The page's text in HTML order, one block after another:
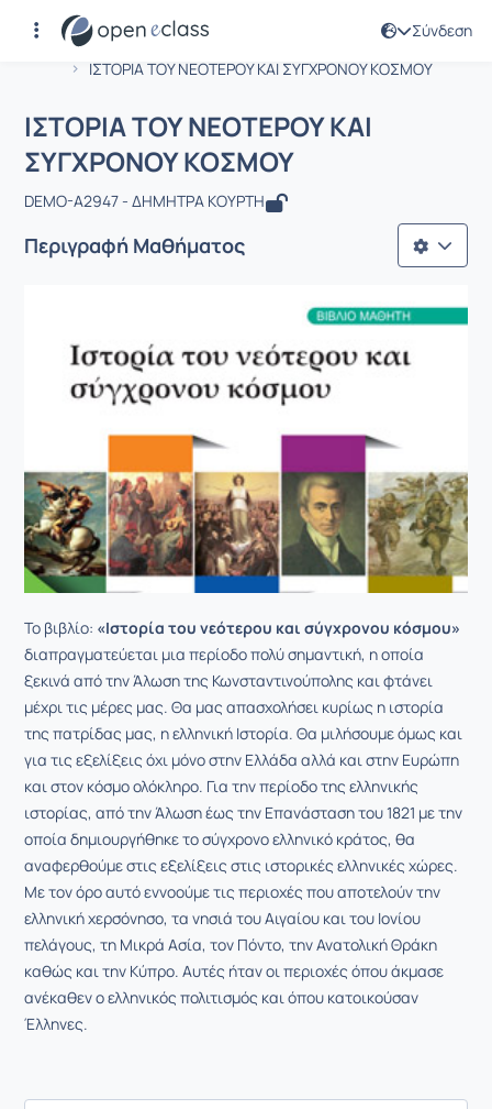
Σύνδεση
Αρχική Σελίδα
ΙΣΤΟΡΙΑ ΤΟΥ ΝΕΟΤΕΡΟΥ ΚΑΙ ΣΥΓΧΡΟΝΟΥ ΚΟΣΜΟΥ
Μάθημα : ΙΣΤΟΡΙΑ ΤΟΥ ΝΕΟΤΕΡΟΥ
ΙΣΤΟΡΙΑ ΤΟΥ ΝΕΟΤΕΡΟΥ ΚΑΙ
ΣΥΓΧΡΟΝΟΥ ΚΟΣΜΟΥ
DEMO-A2947 - ΔΗΜΗΤΡΑ ΚΟΥΡΤΗ
Περιγραφή Μαθήματος
Το βιβλίο: «Ιστορία του νεότερου και σύγχρονου κόσμου»
διαπραγματεύεται μια περίοδο πολύ σημαντική, η οποία
ξεκινά από την Άλωση της Κωνσταντινούπολης και φτάνει
μέχρι τις μέρες μας. Θα μας απασχολήσει κυρίως η ιστορία
της πατρίδας μας, η ελληνική Ιστορία. Θα μιλήσουμε όμως και
για τις εξελίξεις όχι μόνο στην Ελλάδα αλλά και στην Ευρώπη
και στον κόσμο ολόκληρο. Για την περίοδο της ελληνικής
ιστορίας, από την Άλωση έως την Επανάσταση του 1821 με την
οποία δημιουργήθηκε το σύγχρονο ελληνικό κράτος, θα
αναφερθούμε στις εξελίξεις στις ιστορικές ελληνικές χώρες.
Με τον όρο αυτό εννοούμε τις περιοχές που αποτελούν την
ελληνική χερσόνησο, τα νησιά του Αιγαίου και του Ιονίου
πελάγους, τη Μικρά Ασία, τον Πόντο, την Ανατολική Θράκη
καθώς και την Κύπρο. Αυτές ήταν οι περιοχές όπου άκμασε
ανέκαθεν ο ελληνικός πολιτισμός και όπου κατοικούσαν
Έλληνες.